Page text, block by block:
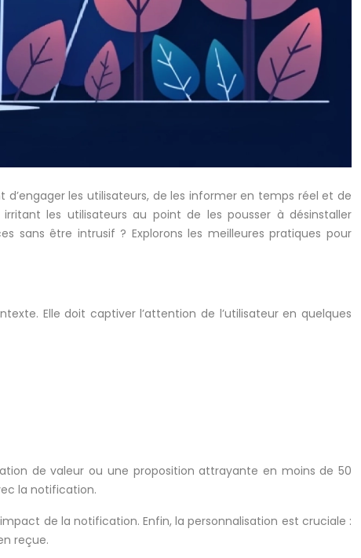
les utilisateurs, de les informer en temps réel et de
les utilisateurs au point de les pousser à désinstaller
sans être intrusif ? Explorons les meilleures pratiques pour
Elle doit captiver l’attention de l’utilisateur en quelques
de valeur ou une proposition attrayante en moins de 50
la notification.
de la notification. Enfin, la personnalisation est cruciale :
reçue.